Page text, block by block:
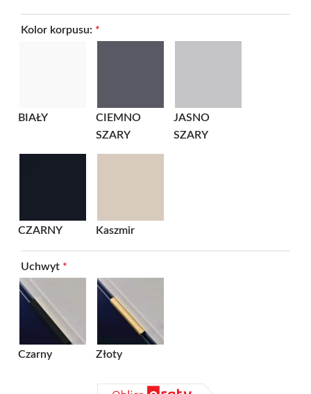
Kolor korpusu: *
BIAŁY
CIEMNO
SZARY
JASNO
SZARY
CZARNY Kaszmir
Uchwyt *
Czarny Złoty